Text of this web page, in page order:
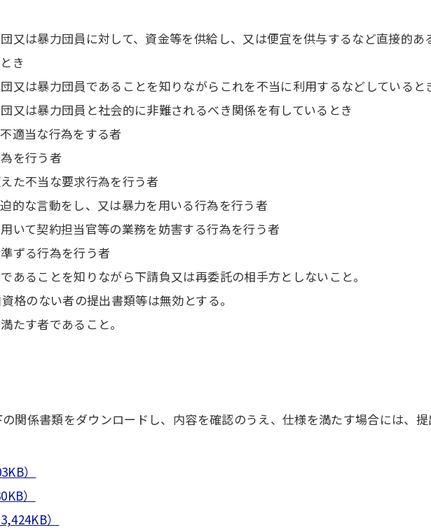
団又は暴力団員に対して、資金等を供給し、又は便宜を供与するなど直接的
き
団又は暴力団員であることを知りながらこれを不当に利用するなどしていると
団又は暴力団員と社会的に非難されるべき関係を有しているとき
適当な行為をする者
を行う者
た不当な要求行為を行う者
迫的な言動をし、又は暴力を用いる行為を行う者
用いて契約担当官等の業務を妨害する行為を行う者
ずる行為を行う者
あることを知りながら下請負又は再委託の相手方としないこと。
格のない者の提出書類等は無効とする。
たす者であること。
関係書類をダウンロードし、内容を確認のうえ、仕様を満たす場合には、
）
）
）